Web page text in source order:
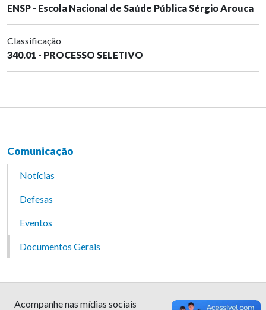
ENSP - Escola Nacional de Saúde Pública Sérgio Arouca
Classificação
340.01 - PROCESSO SELETIVO
Comunicação
Notícias
Defesas
Eventos
Documentos Gerais
Acompanhe nas mídias sociais